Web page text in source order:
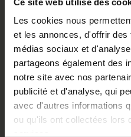
Les cookies nous
et les annonces, d'offrir
médias sociaux et
partageons également des
notre site avec nos
publicité et d'analyse, qui
avec d'autres informations
ou qu'ils ont collectées lors